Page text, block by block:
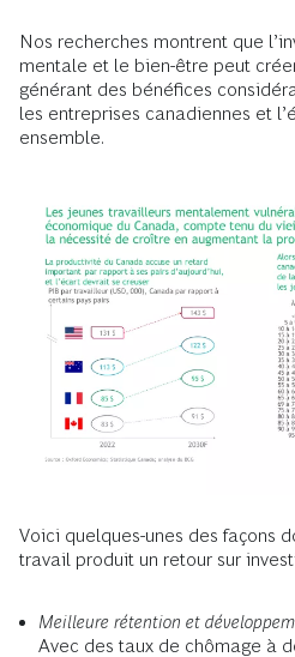
Nos recherches montrent que
mentale et le bien-être peut
générant des bénéfices
les entreprises canadiennes et
ensemble.
Voici quelques-unes des façons
travail produit un retour sur
Meilleure rétention et
Avec des taux de chômage à